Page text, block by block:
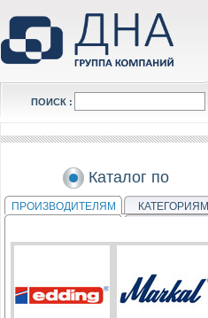
ПОИСК :
Каталог по
ПРОИЗВОДИТЕЛЯМ КАТЕГОРИЯМ